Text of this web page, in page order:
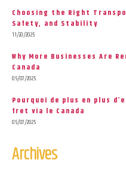
Choosing the Right
Safety, and Stability
11/20/2025
Why More Businesses Are
Canada
05/07/2025
Pourquoi de plus en plus
fret via le Canada
05/07/2025
Archives